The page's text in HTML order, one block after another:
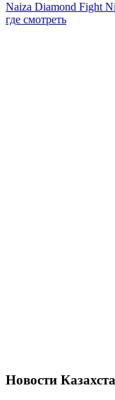
Naiza Diamond Fight
где смотреть
Новости